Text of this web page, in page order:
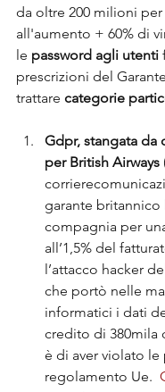
da oltre 200 milioni per
all'aumento + 60% di
le password agli utenti
prescrizioni del
trattare categorie
Gdpr, stangata da
per British Airways
garante britannico
compagnia per
all’1,5% del
l’attacco hacker
che portò nelle
informatici i dati
credito di 380mila
è di aver violato
regolamento Ue.